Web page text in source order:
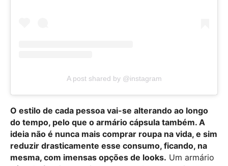
A post shared by @instagram
O estilo de cada pessoa vai-se alterando ao longo
do tempo, pelo que o armário cápsula também. A
ideia não é nunca mais comprar roupa na vida, e sim
reduzir drasticamente esse consumo, ficando, na
mesma, com imensas opções de looks. Um armário